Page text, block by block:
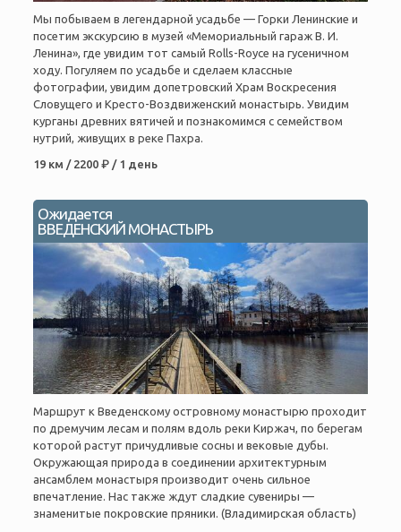
Мы побываем в легендарной усадьбе — Горки Ленинские и
посетим экскурсию в музей «Мемориальный гараж В. И.
Ленина», где увидим тот самый Rolls-Royce на гусеничном
ходу. Погуляем по усадьбе и сделаем классные
фотографии, увидим допетровский Храм Воскресения
Словущего и Кресто-Воздвиженский монастырь. Увидим
курганы древних вятичей и познакомимся с семейством
нутрий, живущих в реке Пахра.
19 км / 2200 ₽ / 1 день
Ожидается
ВВЕДЕНСКИЙ МОНАСТЫРЬ
Маршрут к Введенскому островному монастырю проходит
по дремучим лесам и полям вдоль реки Киржач, по берегам
которой растут причудливые сосны и вековые дубы.
Окружающая природа в соединении архитектурным
ансамблем монастыря производит очень сильное
впечатление. Нас также ждут сладкие сувениры —
знаменитые покровские пряники. (Владимирская область)